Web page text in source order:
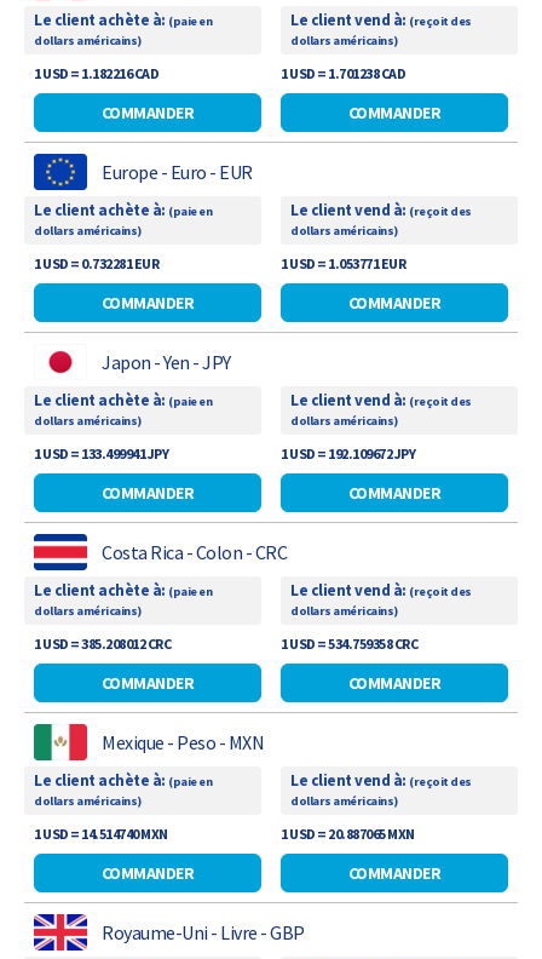
COMMANDER
Le client achète à: (paie en
dollars américains)
1 USD = 1.182216 CAD
COMMANDER
Le client vend à: (reçoit des
dollars américains)
1 USD = 1.701238 CAD
Europe - Euro - EUR
COMMANDER
Le client achète à: (paie en
dollars américains)
1 USD = 0.732281 EUR
COMMANDER
Le client vend à: (reçoit des
dollars américains)
1 USD = 1.053771 EUR
Japon - Yen - JPY
COMMANDER
Le client achète à: (paie en
dollars américains)
1 USD = 133.499941 JPY
COMMANDER
Le client vend à: (reçoit des
dollars américains)
1 USD = 192.109672 JPY
Costa Rica - Colon - CRC
COMMANDER
Le client achète à: (paie en
dollars américains)
1 USD = 385.208012 CRC
COMMANDER
Le client vend à: (reçoit des
dollars américains)
1 USD = 534.759358 CRC
Mexique - Peso - MXN
COMMANDER
Le client achète à: (paie en
dollars américains)
1 USD = 14.514740 MXN
COMMANDER
Le client vend à: (reçoit des
dollars américains)
1 USD = 20.887065 MXN
Royaume-Uni - Livre - GBP